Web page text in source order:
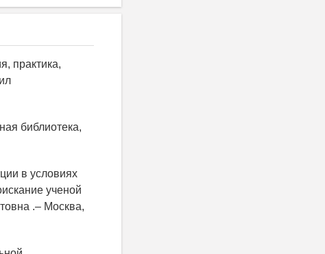
практика,
библиотека,
в условиях
ученой
.– Москва,